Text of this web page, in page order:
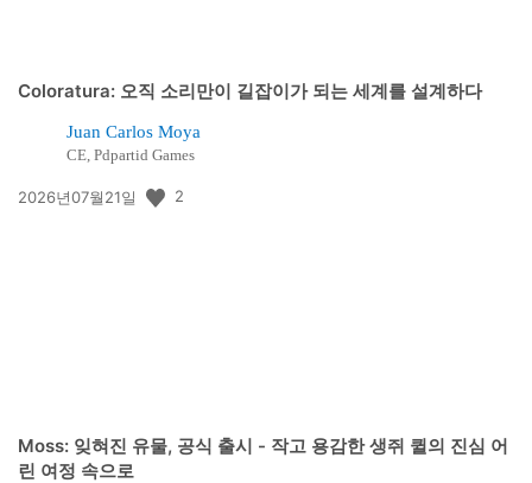
Coloratura: 오직 소리만이 길잡이가 되는 세계를 설계하다
Juan Carlos Moya
CE, Pdpartid Games
공
2026년07월21일 2
Moss: 잊혀진 유물, 공식 출시 - 작고 용감한 생쥐 퀼의 진심 어
린 여정 속으로